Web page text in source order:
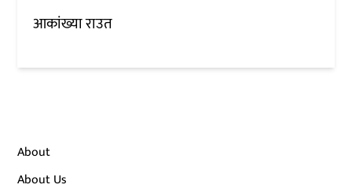
आकांख्या राउत
About
About Us